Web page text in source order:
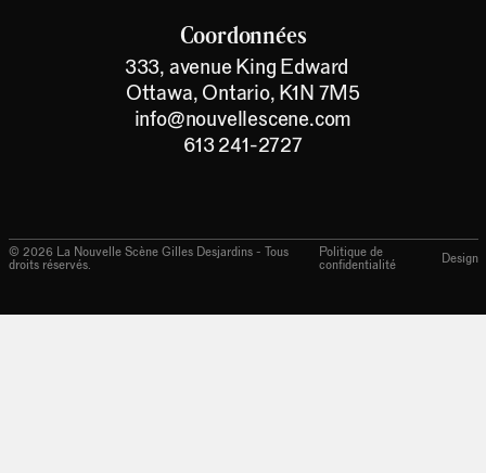
Coordonnées
333, avenue King Edward
Ottawa, Ontario, K1N 7M5
info@nouvellescene.com
613 241-2727
© 2026 La Nouvelle Scène Gilles Desjardins - Tous
droits réservés.
Politique de
confidentialité
Design